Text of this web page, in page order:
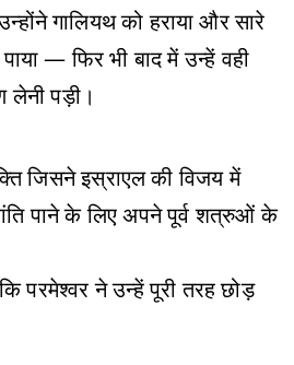
गालियथ को हराया और सारे
— फिर भी बाद में उन्हें वही
लेनी पड़ी।
जिसने इस्राएल की विजय में
पाने के लिए अपने पूर्व शत्रुओं के
परमेश्वर ने उन्हें पूरी तरह छोड़